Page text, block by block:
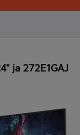
ja 272E1GAJ